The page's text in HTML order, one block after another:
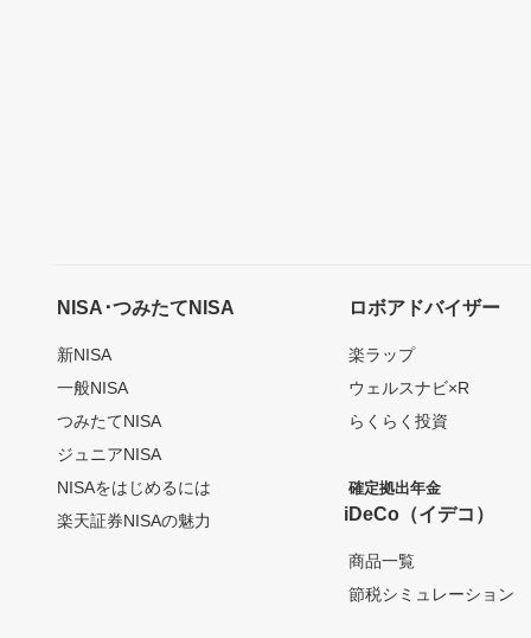
NISA･つみたてNISA
新NISA
一般NISA
つみたてNISA
ジュニアNISA
NISAをはじめるには
楽天証券NISAの魅力
ロボアドバイザー
楽ラップ
ウェルスナビ×R
らくらく投資
確定拠出年金
iDeCo（イデコ）
商品一覧
節税シミュレーション